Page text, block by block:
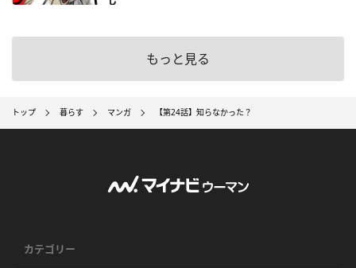
もっと見る
トップ 暮らす マンガ 【第24話】知らなかった？
カテゴリー